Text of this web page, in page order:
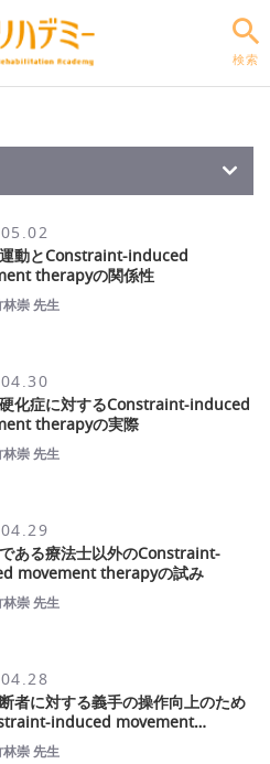
検索
動とConstraint-induced
therapyの関係性
崇 先生
化症に対するConstraint-induced
therapyの実際
崇 先生
ある療法士以外のConstraint-
movement therapyの試み
崇 先生
者に対する義手の操作向上のため
induced movement
崇 先生